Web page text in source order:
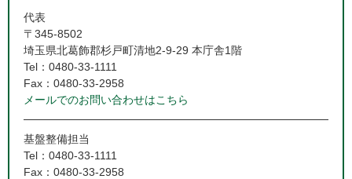
代表
〒345-8502
埼玉県北葛飾郡杉戸町清地2-9-29 本庁舎1階
Tel：0480-33-1111
Fax：0480-33-2958
メールでのお問い合わせはこちら
基盤整備担当
Tel：0480-33-1111
Fax：0480-33-2958